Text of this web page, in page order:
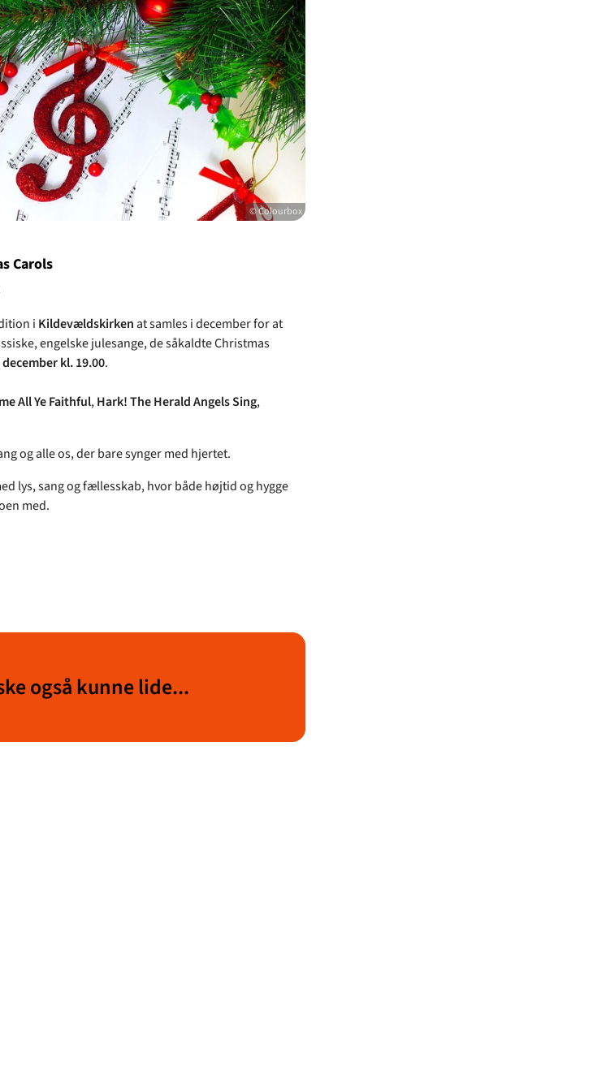
© Colourbox
Carols
i Kildevældskirkenat samles i december for at
engelske julesange, de såkaldte Christmas
kl. 19.00.
All Ye Faithful,Hark! The Herald Angels Sing,
og alle os, der bare synger med hjertet.
lys, sang og fællesskab, hvor både højtid og hygge
med.
også kunne lide...